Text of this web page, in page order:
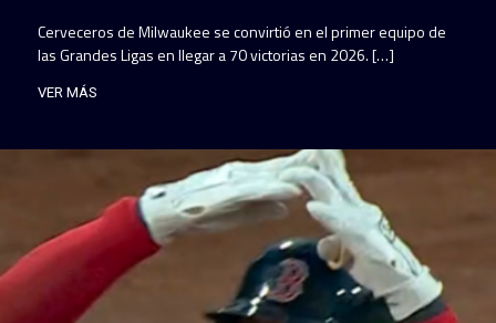
Cerveceros de Milwaukee se convirtió en el primer equipo de
las Grandes Ligas en llegar a 70 victorias en 2026. […]
VER MÁS